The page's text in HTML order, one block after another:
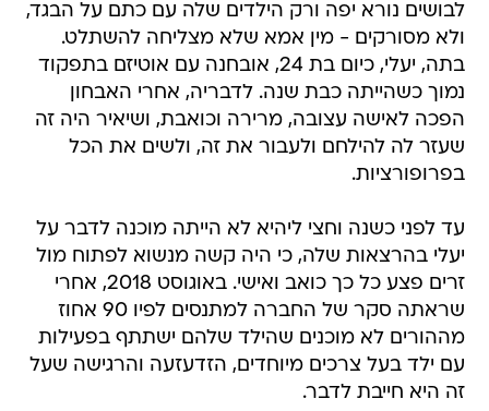
לבושים נורא יפה ורק הילדים שלה עם כתם על הבגד,
ולא מסורקים - מין אמא שלא מצליחה להשתלט.
בתה, יעלי, כיום בת 24, אובחנה עם אוטיזם בתפקוד
נמוך כשהייתה כבת שנה. לדבריה, אחרי האבחון
הפכה לאישה עצובה, מרירה וכואבת, ושיאיר היה זה
שעזר לה להילחם ולעבור את זה, ולשים את הכל
בפרופורציות.
עד לפני כשנה וחצי ליהיא לא הייתה מוכנה לדבר על
יעלי בהרצאות שלה, כי היה קשה מנשוא לפתוח מול
זרים פצע כל כך כואב ואישי. באוגוסט 2018, אחרי
שראתה סקר של החברה למתנסים לפיו 90 אחוז
מההורים לא מוכנים שהילד שלהם ישתתף בפעילות
עם ילד בעל צרכים מיוחדים, הזדעזעה והרגישה שעל
זה היא חייבת לדבר.